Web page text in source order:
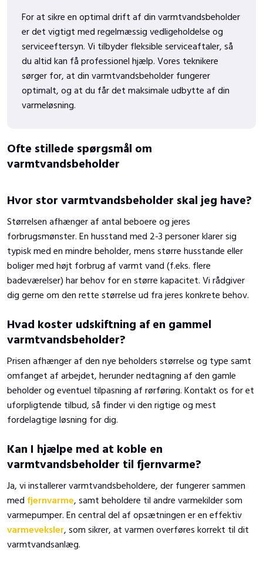
​For at sikre en optimal drift af din varmtvandsbeholder
er det vigtigt med regelmæssig vedligeholdelse og
serviceeftersyn. Vi tilbyder fleksible serviceaftaler, så
du altid kan få professionel hjælp. Vores teknikere
sørger for, at din varmtvandsbeholder fungerer
optimalt, og at du får det maksimale udbytte af din
varmeløsning.
​Ofte stillede spørgsmål om
varmtvandsbeholder
Hvor stor varmtvandsbeholder skal jeg have?
Størrelsen afhænger af antal beboere og jeres
forbrugsmønster. En husstand med 2-3 personer klarer sig
typisk med en mindre beholder, mens større husstande eller
boliger med højt forbrug af varmt vand (f.eks. flere
badeværelser) har behov for en større kapacitet. Vi rådgiver
dig gerne om den rette størrelse ud fra jeres konkrete behov.
Hvad koster udskiftning af en gammel
varmtvandsbeholder?
Prisen afhænger af den nye beholders størrelse og type samt
omfanget af arbejdet, herunder nedtagning af den gamle
beholder og eventuel tilpasning af rørføring. Kontakt os for et
uforpligtende tilbud, så finder vi den rigtige og mest
fordelagtige løsning for dig.
Kan I hjælpe med at koble en
varmtvandsbeholder til fjernvarme?
Ja, vi installerer varmtvandsbeholdere, der fungerer sammen
med fjernvarme, samt beholdere til andre varmekilder som
varmepumper. En central del af opsætningen er en effektiv
varmeveksler, som sikrer, at varmen overføres korrekt til dit
varmtvandsanlæg.